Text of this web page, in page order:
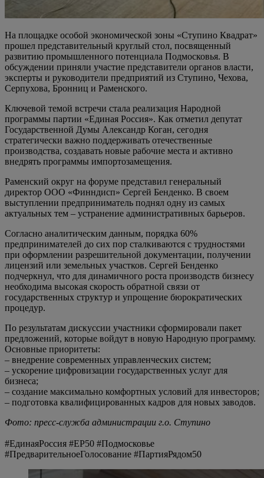
На площадке особой экономической зоны «Ступино Квадрат»
прошел представительный круглый стол, посвященный
развитию промышленного потенциала Подмосковья. В
обсуждении приняли участие представители органов власти,
эксперты и руководители предприятий из Ступино, Чехова,
Серпухова, Бронниц и Раменского.
Ключевой темой встречи стала реализация Народной
программы партии «Единая Россия». Как отметил депутат
Государственной Думы Александр Коган, сегодня
стратегически важно поддерживать отечественные
производства, создавать новые рабочие места и активно
внедрять программы импортозамещения.
Раменский округ на форуме представил генеральный
директор ООО «Финндисп» Сергей Бенденко. В своем
выступлении предприниматель поднял одну из самых
актуальных тем – устранение административных барьеров.
Согласно аналитическим данным, порядка 60%
предпринимателей до сих пор сталкиваются с трудностями
при оформлении разрешительной документации, получении
лицензий или земельных участков. Сергей Бенденко
подчеркнул, что для динамичного роста производств бизнесу
необходима высокая скорость обратной связи от
государственных структур и упрощение бюрократических
процедур.
По результатам дискуссии участники сформировали пакет
предложений, которые войдут в новую Народную программу.
Основные приоритеты:
– внедрение современных управленческих систем;
– ускорение цифровизации государственных услуг для
бизнеса;
– создание максимально комфортных условий для инвесторов;
– подготовка квалифицированных кадров для новых заводов.
Фото: пресс-служба администрации г.о. Ступино
#ЕдинаяРоссия #ЕР50 #Подмосковье
#ПредварительноеГолосование #ПартияРядом50